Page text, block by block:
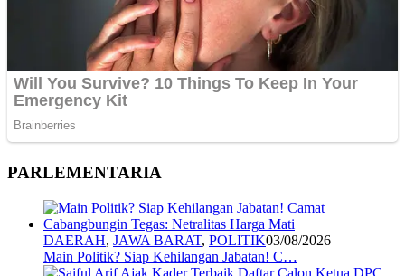
PARLEMENTARIA
DAERAH, JAWA BARAT, POLITIK03/08/2026
Main Politik? Siap Kehilangan Jabatan! C…